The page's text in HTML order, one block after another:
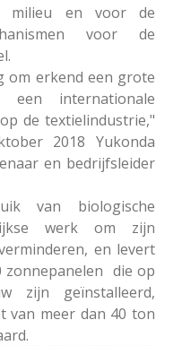
en voor de
voor de
om erkend een grote
internationale
de textielindustrie,"
2018 Yukonda
en bedrijfsleider
van biologische
werk om zijn
en levert
zonnepanelen die op
zijn geïnstalleerd,
van meer dan 40 ton